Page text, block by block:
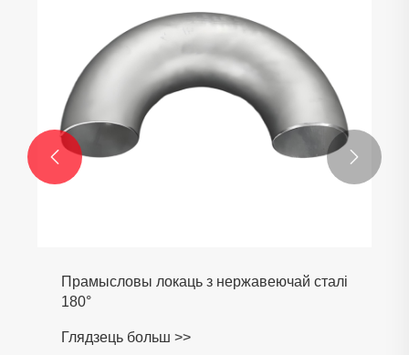
Прамысловы локаць з нержавеючай сталі
180°
Глядзець больш >>
 